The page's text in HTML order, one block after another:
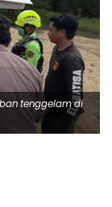
tenggelam di